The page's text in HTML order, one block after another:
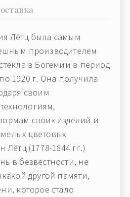
Лётц была самым
производителем
в Богемии в период
1920 г. Она получила
своим
своих изделий и
цветовых
Лётц (1778-1844 гг.)
в безвестности, не
другой памяти,
которое стало